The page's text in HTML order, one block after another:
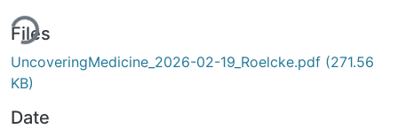
Files
UncoveringMedicine_2026-02-19_Roelcke.pdf (271.56
KB)
Date